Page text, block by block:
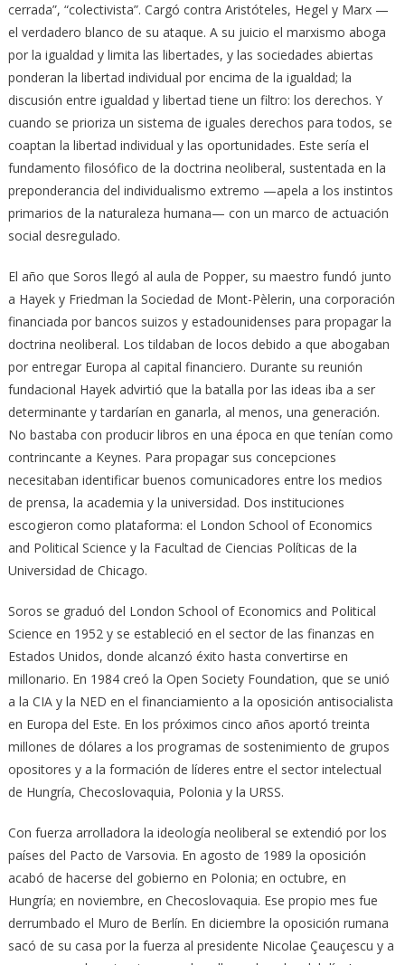
cerrada”, “colectivista”. Cargó contra Aristóteles, Hegel y Marx —
el verdadero blanco de su ataque. A su juicio el marxismo aboga
por la igualdad y limita las libertades, y las sociedades abiertas
ponderan la libertad individual por encima de la igualdad; la
discusión entre igualdad y libertad tiene un filtro: los derechos. Y
cuando se prioriza un sistema de iguales derechos para todos, se
coaptan la libertad individual y las oportunidades. Este sería el
fundamento filosófico de la doctrina neoliberal, sustentada en la
preponderancia del individualismo extremo —apela a los instintos
primarios de la naturaleza humana— con un marco de actuación
social desregulado.
El año que Soros llegó al aula de Popper, su maestro fundó junto
a Hayek y Friedman la Sociedad de Mont-Pèlerin, una corporación
financiada por bancos suizos y estadounidenses para propagar la
doctrina neoliberal. Los tildaban de locos debido a que abogaban
por entregar Europa al capital financiero. Durante su reunión
fundacional Hayek advirtió que la batalla por las ideas iba a ser
determinante y tardarían en ganarla, al menos, una generación.
No bastaba con producir libros en una época en que tenían como
contrincante a Keynes. Para propagar sus concepciones
necesitaban identificar buenos comunicadores entre los medios
de prensa, la academia y la universidad. Dos instituciones
escogieron como plataforma: el London School of Economics
and Political Science y la Facultad de Ciencias Políticas de la
Universidad de Chicago.
Soros se graduó del London School of Economics and Political
Science en 1952 y se estableció en el sector de las finanzas en
Estados Unidos, donde alcanzó éxito hasta convertirse en
millonario. En 1984 creó la Open Society Foundation, que se unió
a la CIA y la NED en el financiamiento a la oposición antisocialista
en Europa del Este. En los próximos cinco años aportó treinta
millones de dólares a los programas de sostenimiento de grupos
opositores y a la formación de líderes entre el sector intelectual
de Hungría, Checoslovaquia, Polonia y la URSS.
Con fuerza arrolladora la ideología neoliberal se extendió por los
países del Pacto de Varsovia. En agosto de 1989 la oposición
acabó de hacerse del gobierno en Polonia; en octubre, en
Hungría; en noviembre, en Checoslovaquia. Ese propio mes fue
derrumbado el Muro de Berlín. En diciembre la oposición rumana
sacó de su casa por la fuerza al presidente Nicolae Çeauçescu y a